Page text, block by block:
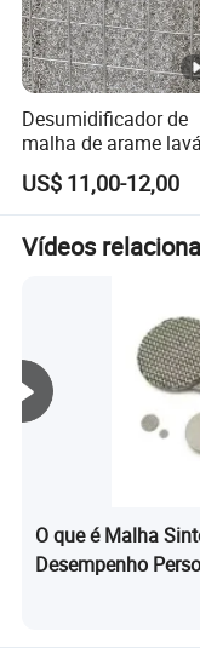
Desumidificador de
malha de arame
e reutilizável para
separadores de óleo e
gás
US$ 11,00-12,00
Vídeos
O que é Malha
Desempenho